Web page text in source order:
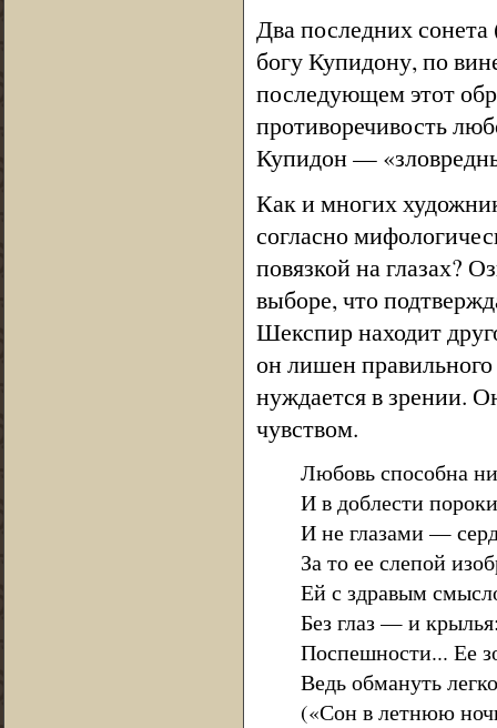
Два последних
богу Купидону, по
последующем этот
противоречивость
Купидон —
Как и многих
согласно
повязкой на глазах?
выборе, что
Шекспир находит
он лишен
нуждается в зрении.
чувством.
Любовь способна
И в доблести
И не глазами —
За то ее слепой
Ей с здравым
Без глаз — и
Поспешности... Ее
Ведь обмануть
(«Сон в летнюю